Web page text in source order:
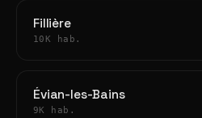
Fillière
10K hab.
Évian-les-Bains
9K hab.